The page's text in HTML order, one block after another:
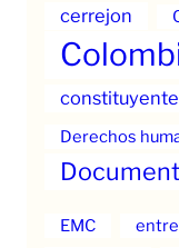
cerrejon
constituyente
Derechos
EMC